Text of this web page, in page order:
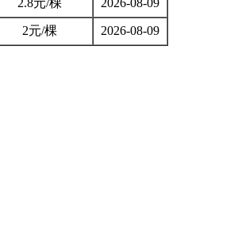
2.8元/棵 2026-08-09
2元/棵
2026-08-09